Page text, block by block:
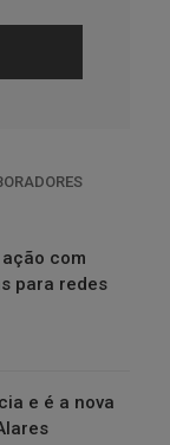
com
para redes
e é a nova